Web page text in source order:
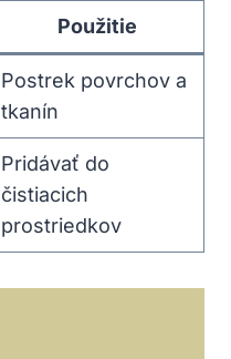
Použitie
Postrek povrchov a
tkanín
Pridávať do
čistiacich
prostriedkov